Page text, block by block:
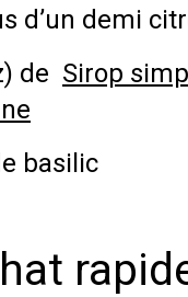
d’un demi
de Sirop
basilic